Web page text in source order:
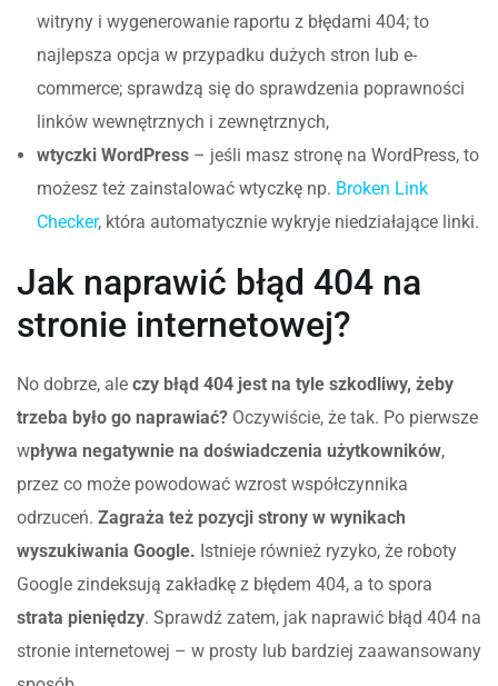
witryny i wygenerowanie raportu z błędami 404; to
najlepsza opcja w przypadku dużych stron lub e-
commerce; sprawdzą się do sprawdzenia poprawności
linków wewnętrznych i zewnętrznych,
wtyczki WordPress – jeśli masz stronę na WordPress, to
możesz też zainstalować wtyczkę np. Broken Link
Checker, która automatycznie wykryje niedziałające linki.
Jak naprawić błąd 404 na
stronie internetowej?
No dobrze, ale czy błąd 404 jest na tyle szkodliwy, żeby
trzeba było go naprawiać? Oczywiście, że tak. Po pierwsze
wpływa negatywnie na doświadczenia użytkowników,
przez co może powodować wzrost współczynnika
odrzuceń. Zagraża też pozycji strony w wynikach
wyszukiwania Google. Istnieje również ryzyko, że roboty
Google zindeksują zakładkę z błędem 404, a to spora
strata pieniędzy. Sprawdź zatem, jak naprawić błąd 404 na
stronie internetowej – w prosty lub bardziej zaawansowany